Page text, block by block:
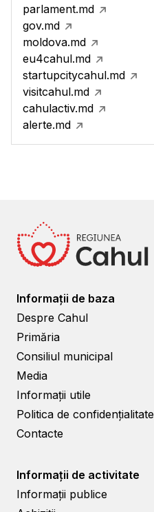
parlament.md
gov.md
moldova.md
eu4cahul.md
startupcitycahul.md
visitcahul.md
cahulactiv.md
alerte.md
Informații de baza
Despre Cahul
Primăria
Consiliul municipal
Media
Informații utile
Politica de confidențialitate
Contacte
Informații de activitate
Informații publice